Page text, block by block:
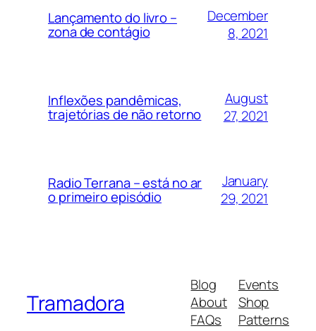
Lançamento do livro –
zona de contágio
December
8, 2021
Inflexões pandêmicas,
trajetórias de não retorno
August
27, 2021
Radio Terrana – está no ar
o primeiro episódio
January
29, 2021
Tramadora
Blog
About
FAQs
Events
Shop
Patterns